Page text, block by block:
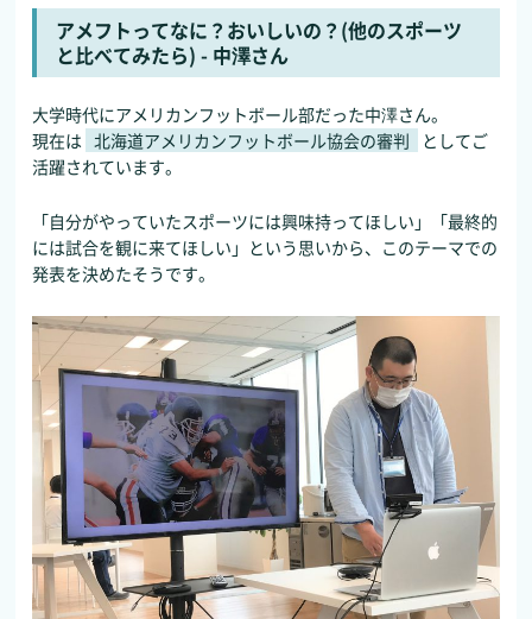
アメフトってなに？おいしいの？(他のスポーツ
と比べてみたら) - 中澤さん
大学時代にアメリカンフットボール部だった中澤さん。
現在は 北海道アメリカンフットボール協会の審判
としてご
活躍されています。
「自分がやっていたスポーツには興味持ってほしい」「最終的
には試合を観に来てほしい」という思いから、このテーマでの
発表を決めたそうです。